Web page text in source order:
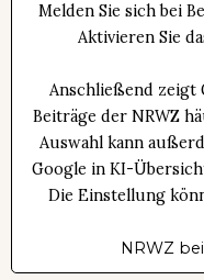
Melden Sie sich bei
Aktivieren Sie
Anschließend zeigt
Beiträge der NRWZ
Auswahl kann
Google in KI-
Die Einstellung
NRWZ